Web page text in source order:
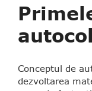
Conceptul de
dezvoltarea